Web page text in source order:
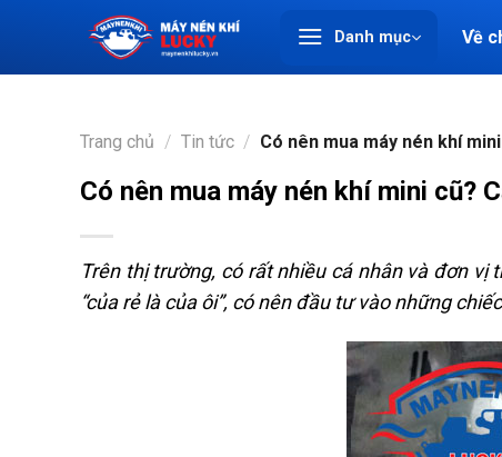
Danh mục Về
Trang chủ / Tin tức / Có nên mua máy nén khí
Có nên mua máy nén khí mini cũ?
Trên thị trường, có rất nhiều cá nhân và đơn vị
“của rẻ là của ôi”, có nên đầu tư vào những